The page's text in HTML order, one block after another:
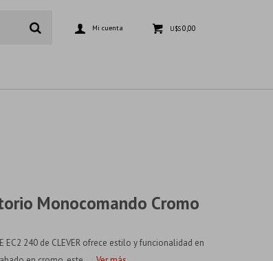
U$S0,00
Monocomando Cromo
EC2 240 de CLEVER ofrece estilo y funcionalidad en